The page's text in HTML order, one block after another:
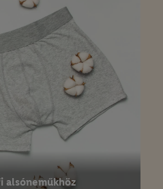
alsóneműkhöz